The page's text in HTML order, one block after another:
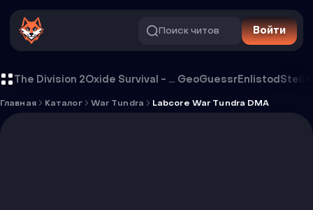
Поиск читов Войти
The Division 2 Oxide Survival - Rust Mobile GeoGuessrEnlistodStella
Главная Каталог War Tundra Labcore War Tundra DMA